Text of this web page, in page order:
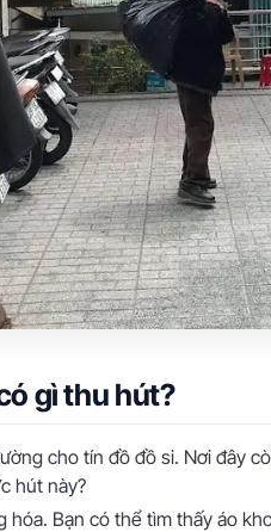
gì thu hút?
cho tín đồ đồ si. Nơi đây
hút này?
hóa. Bạn có thể tìm thấy áo